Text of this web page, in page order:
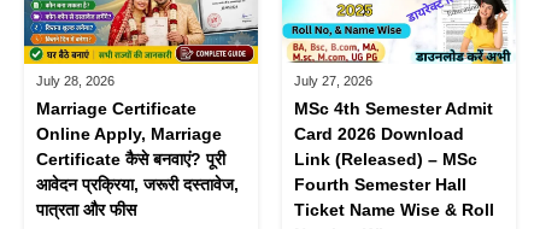
July 28, 2026
Marriage Certificate
Online Apply, Marriage
Certificate कैसे बनवाएं? पूरी
आवेदन प्रक्रिया, जरूरी दस्तावेज,
पात्रता और फीस
July 27, 2026
MSc 4th Semester Admit
Card 2026 Download
Link (Released) – MSc
Fourth Semester Hall
Ticket Name Wise & Roll